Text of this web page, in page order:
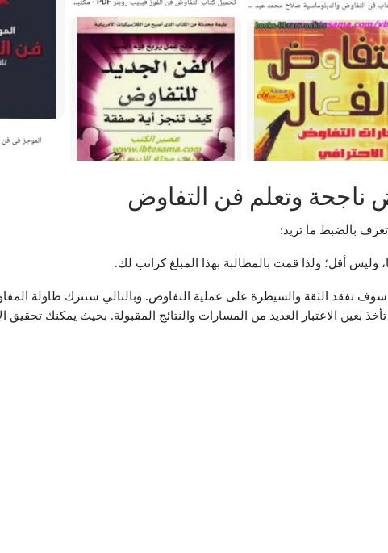
ناجحة وتعلم فن التفاوض
بالضبط ما تريد:
سوف تفقد الثقة والسيطرة على عملية التفاوض. وبالتالي ستترك طاولة
بعين الاعتبار العديد من المسارات والنتائج المقبولة. بحيث يمكنك